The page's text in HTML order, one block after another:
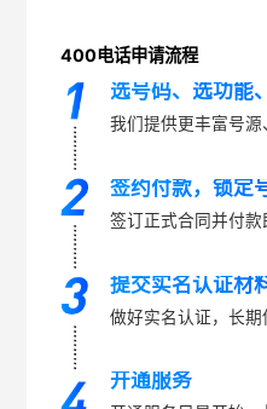
400电话申请流程
选号码、选功能
我们提供更丰富号源
签约付款，锁定
签订正式合同并付款
提交实名认证材
做好实名认证，长期
开通服务